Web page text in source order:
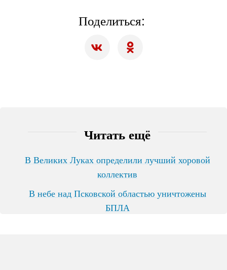
Поделиться:
Читать ещё
В Великих Луках определили лучший хоровой
коллектив
В небе над Псковской областью уничтожены
БПЛА